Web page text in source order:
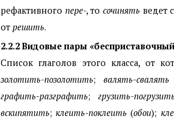
рефактивного пере-, тосочинять ведет
от решить.
2.2.2 Видовые пары
Список глаголов этого класса, от
золотить-позолотить; валять-
графить-разграфить; грузить-
вскипятить; клеить-поклеить(обои);